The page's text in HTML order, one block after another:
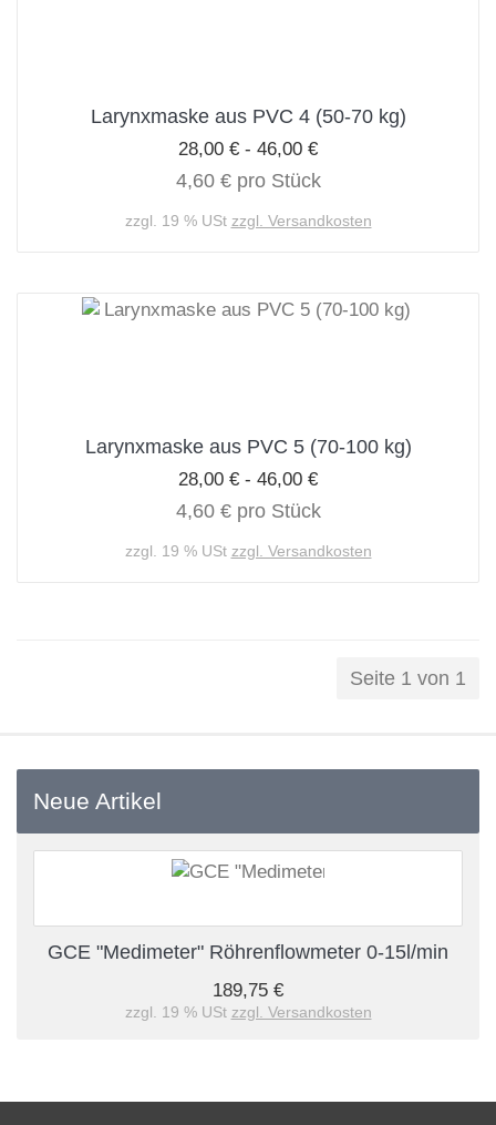
Larynxmaske aus PVC 4 (50-70 kg)
28,00 € - 46,00 €
4,60 € pro Stück
zzgl. 19 % USt zzgl. Versandkosten
Larynxmaske aus PVC 5 (70-100 kg)
28,00 € - 46,00 €
4,60 € pro Stück
zzgl. 19 % USt zzgl. Versandkosten
Seite 1 von 1
Neue Artikel
GCE "Medimeter" Röhrenflowmeter 0-15l/min
189,75 €
zzgl. 19 % USt zzgl. Versandkosten